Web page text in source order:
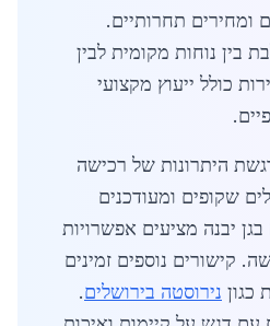
ומחירים תחרותיים.
בין נוחות מקומית לבין
כולל ייעוץ מקצועי
היתרונות של רכישה
שקופים ומעודכנים
ספקים בגן יבנה מציעים אפשרויות
קישורים נוספים זמינים
כגון נירוסטה בירושלים.